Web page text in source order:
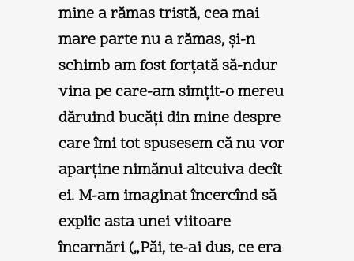
mine a rămas tristă, cea mai
mare parte nu a rămas, şi-n
schimb am fost forţată să-ndur
vina pe care-am simţit-o mereu
dăruind bucăţi din mine despre
care îmi tot spusesem că nu vor
aparţine nimănui altcuiva decît
ei. M-am imaginat încercînd să
explic asta unei viitoare
încarnări („Păi, te-ai dus, ce era